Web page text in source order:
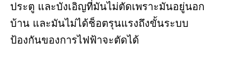
ประตู และบังเอิญที่มันไม่ตัดเพราะมันอยู่นอก
บ้าน และมันไม่ได้ช็อตรุนแรงถึงขั้นระบบ
ป้องกันของการไฟฟ้าจะตัดได้